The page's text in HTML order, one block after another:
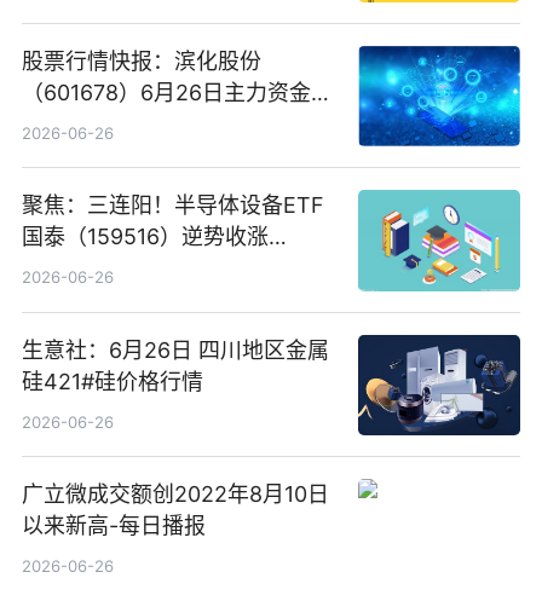
股票行情快报：滨化股份
（601678）6月26日主力资金净
卖出5964.34万元
2026-06-26
聚焦：三连阳！半导体设备ETF
国泰（159516）逆势收涨
3.5%，近10日累计净流入超65
2026-06-26
生意社：6月26日 四川地区金属
硅421#硅价格行情
2026-06-26
广立微成交额创2022年8月10日
以来新高-每日播报
2026-06-26